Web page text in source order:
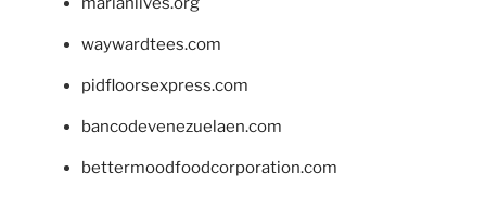
waywardtees.com
pidfloorsexpress.com
bancodevenezuelaen.com
bettermoodfoodcorporation.com